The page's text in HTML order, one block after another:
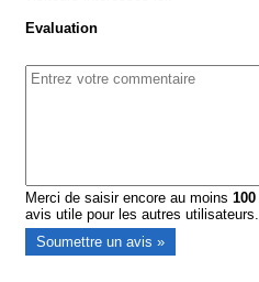
Evaluation
Merci de saisir encore au moins100
avis utile pour les autres utilisateurs.